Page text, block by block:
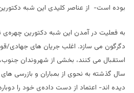
بوده است- از عناصر کلیدی این شبه
به فعلیت در آمدن این شبه دکتورین چهره‌ی
دگرگون می سازد. اغلب جریان های جهادی/
سال گذشته به نحوی از بمباران و بازرسی
دیده اند- اعتماد از دست داده‌ی خود را